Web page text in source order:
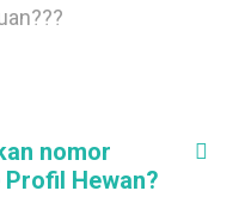
nomor
Hewan?